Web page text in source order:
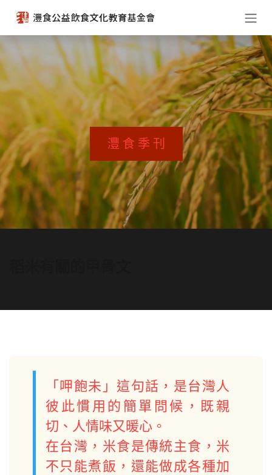
灃 食 季 刊
「呷飽未」這句話，是台灣人
彼此慣用的簡單問候，既親
切、人情味又暖心。
在台灣，米食是傳統主食，米
不只能煮飯，還能做成各種加